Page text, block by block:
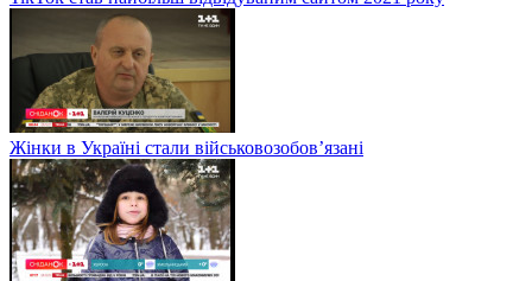
Жінки в Україні стали військовозобов’язані